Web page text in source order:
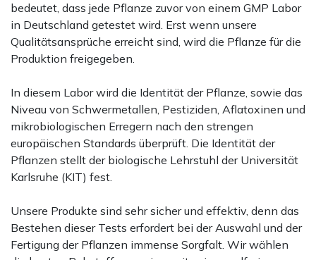
bedeutet, dass jede Pflanze zuvor von einem GMP Labor
in Deutschland getestet wird. Erst wenn unsere
Qualitätsansprüche erreicht sind, wird die Pflanze für die
Produktion freigegeben.
In diesem Labor wird die Identität der Pflanze, sowie das
Niveau von Schwermetallen, Pestiziden, Aflatoxinen und
mikrobiologischen Erregern nach den strengen
europäischen Standards überprüft. Die Identität der
Pflanzen stellt der biologische Lehrstuhl der Universität
Karlsruhe (KIT) fest.
Unsere Produkte sind sehr sicher und effektiv, denn das
Bestehen dieser Tests erfordert bei der Auswahl und der
Fertigung der Pflanzen immense Sorgfalt. Wir wählen